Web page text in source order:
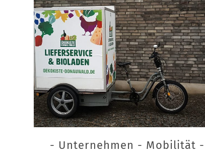
- Unternehmen - Mobilität -